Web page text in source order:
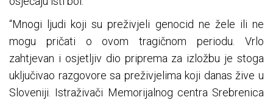
“Mnogi ljudi koji su preživjeli genocid ne žele ili ne
mogu pričati o ovom tragičnom periodu. Vrlo
zahtjevan i osjetljiv dio priprema za izložbu je stoga
uključivao razgovore sa preživjelima koji danas žive u
Sloveniji. Istraživači Memorijalnog centra Srebrenica